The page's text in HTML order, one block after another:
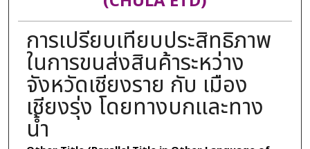
การเปรียบเทียบประสิทธิภาพ
ในการขนส่งสินค้าระหว่าง
จังหวัดเชียงราย กับ เมือง
เชียงรุ่ง โดยทางบกและทาง
น้ำ